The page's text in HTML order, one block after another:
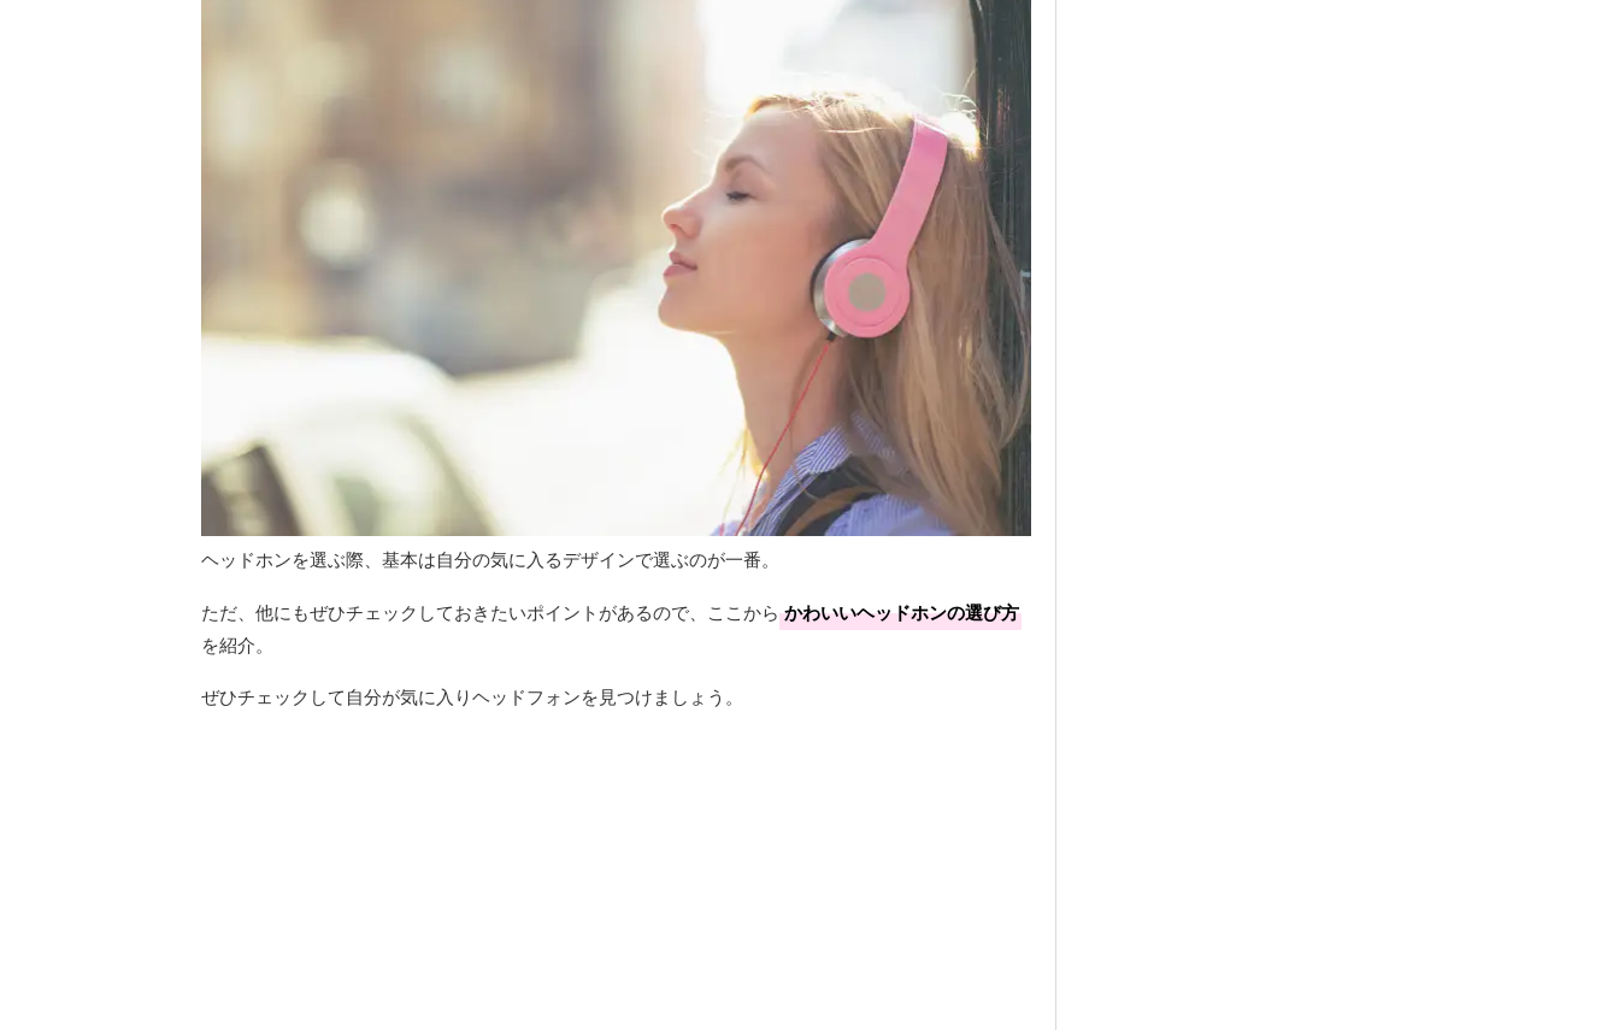
ヘッドホンを選ぶ際、基本は自分の気に入るデザインで選ぶのが一番。
ただ、他にもぜひチェックしておきたいポイントがあるので、ここから かわいいヘッドホンの選び方
を紹介。
ぜひチェックして自分が気に入りヘッドフォンを見つけましょう。